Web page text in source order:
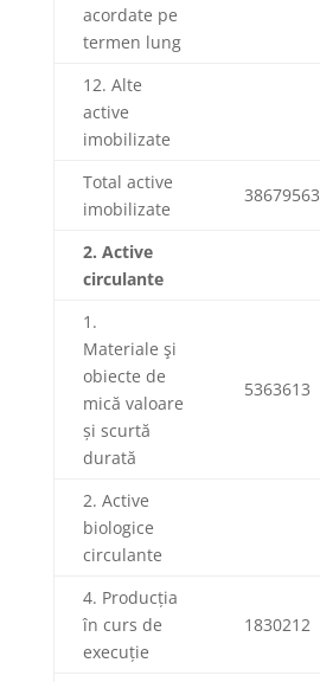
acordate pe
termen lung
12. Alte
active
imobilizate
Total active
imobilizate
38679563
2. Active
circulante
1.
Materiale şi
obiecte de
mică valoare
și scurtă
durată
5363613
2. Active
biologice
circulante
4. Producția
în curs de
execuție
1830212